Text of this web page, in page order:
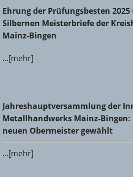
Ehrung der Prüfungsbesten 2025
Silbernen Meisterbriefe der
Bingen
Ehrung der Prüfungsbesten
Silbernen Meisterbriefe der
Mainz-Bingen
...[mehr]
Jahreshauptversammlung der
Metallhandwerks Mainz-Bingen:
Obermeister gewählt
Jahreshauptversammlung der
Metallhandwerks Mainz-
neuen Obermeister gewählt
...[mehr]